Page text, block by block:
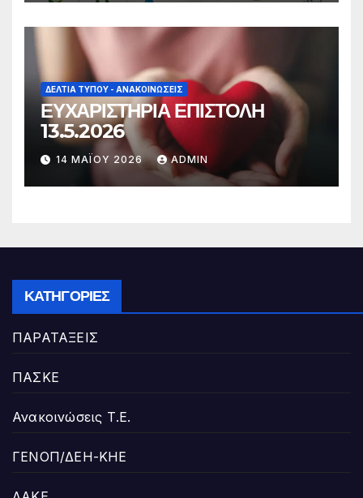
ΔΕΛΤΊΑ ΤΎΠΟΥ - ΑΝΑΚΟΙΝΏΣΕΙΣ
ΕΥΧΑΡΙΣΤΗΡΙΑ ΕΠΙΣΤΟΛΗ
13.5.2026
14 ΜΑΪ́ΟΥ 2026 ADMIN
ΚΑΤΗΓΟΡΊΕΣ
ΠΑΡΑΤΑΞΕΙΣ
ΠΑΣΚΕ
Ανακοινώσεις Τ.Ε.
ΓΕΝΟΠ/ΔΕΗ-ΚΗΕ